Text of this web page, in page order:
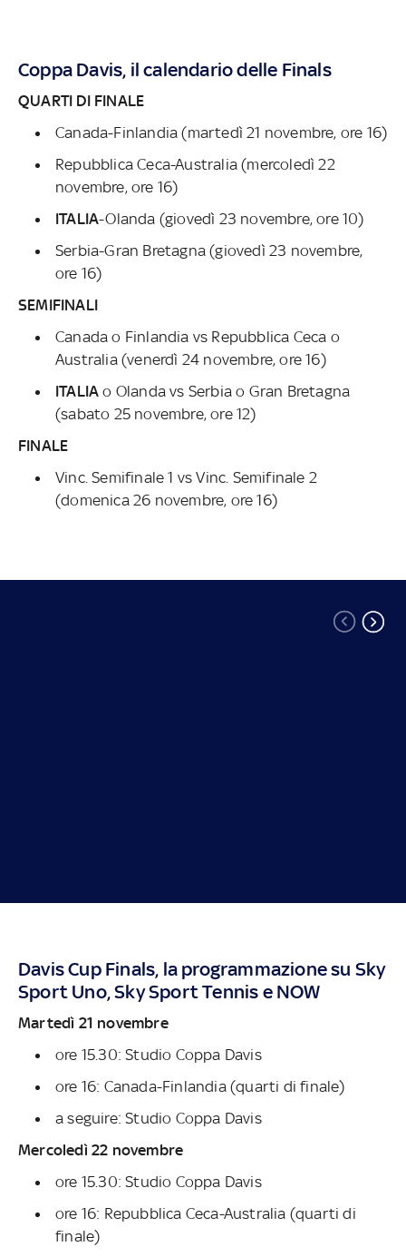
Coppa Davis, il calendario delle Finals
QUARTI DI FINALE
Canada-Finlandia (martedì 21 novembre, ore 16)
Repubblica Ceca-Australia (mercoledì 22
novembre, ore 16)
ITALIA-Olanda (giovedì 23 novembre, ore 10)
Serbia-Gran Bretagna (giovedì 23 novembre,
ore 16)
SEMIFINALI
Canada o Finlandia vs Repubblica Ceca o
Australia (venerdì 24 novembre, ore 16)
ITALIAo Olanda vs Serbia o Gran Bretagna
(sabato 25 novembre, ore 12)
FINALE
Vinc. Semifinale 1 vs Vinc. Semifinale 2
(domenica 26 novembre, ore 16)
Davis Cup Finals, la programmazione su Sky
Sport Uno, Sky Sport Tennis e NOW
Martedì 21 novembre
ore 15.30: Studio Coppa Davis
ore 16: Canada-Finlandia (quarti di finale)
a seguire: Studio Coppa Davis
Mercoledì 22 novembre
ore 15.30: Studio Coppa Davis
ore 16: Repubblica Ceca-Australia (quarti di
finale)